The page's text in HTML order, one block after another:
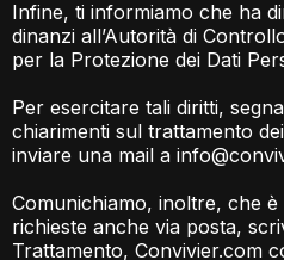
Infine, ti informiamo che ha
dinanzi all’Autorità di
per la Protezione dei Dati
Per esercitare tali diritti,
chiarimenti sul trattamento
inviare una mail a
Comunichiamo, inoltre, che
richieste anche via posta,
Trattamento, Convivier.com